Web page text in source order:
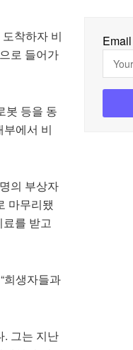
착하자 비
로 들어가
봇 등을 동
에서 비
의 부상자
마무리됐
를 받고
희생자들과
. 그는 지난